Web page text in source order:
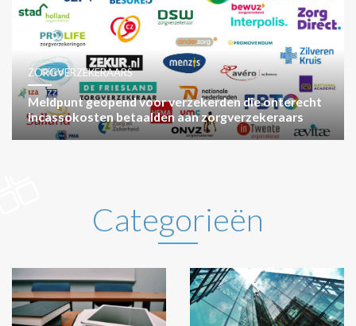
ZORGVERZEKERAARS
Meldpunt geopend voor verzekerden die onterecht
incassokosten betaalden aan zorgverzekeraars
Categorieën